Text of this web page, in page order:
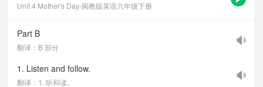
Unit 4 Mother's Day-闽教版英语六年级下册
Part B
翻译：B 部分
1. Listen and follow.
翻译：1. 听和读。